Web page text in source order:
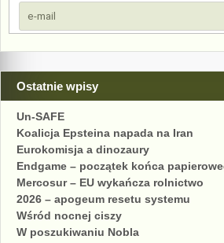
Ostatnie wpisy
Un-SAFE
Koalicja Epsteina napada na Iran
Eurokomisja a dinozaury
Endgame – początek końca
Mercosur – EU wykańcza rolnictwo
2026 – apogeum resetu systemu
Wśród nocnej ciszy
W poszukiwaniu Nobla